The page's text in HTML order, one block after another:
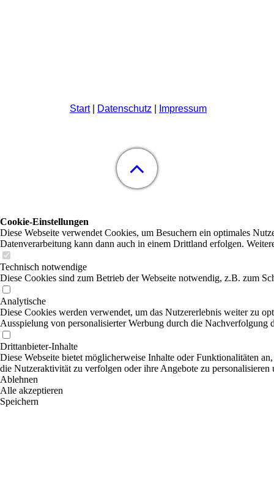
Start| Datenschutz Impressum
Cookie-Einstellungen
Diese Webseite verwendet Cookies, um Besuchern ein optimales
Datenverarbeitung kann dann auch in einem Drittland erfolgen.
Technisch notwendige
Diese Cookies sind zum Betrieb der Webseite notwendig, z.B. zum
Analytische
Diese Cookies werden verwendet, um das Nutzererlebnis weiter zu
Ausspielung von personalisierter Werbung durch die Nachverfolgung
Drittanbieter-Inhalte
Diese Webseite bietet möglicherweise Inhalte oder Funktionalitäten
die Nutzeraktivität zu verfolgen oder ihre Angebote zu personalisieren
Ablehnen
Alle akzeptieren
Speichern